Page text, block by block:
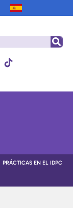
PRÁCTICAS EN EL IDPC